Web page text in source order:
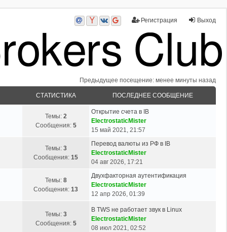
Выход
Регистрация
Предыдущее посещение: менее минуты назад
СТАТИСТИКА ПОСЛЕДНЕЕ СООБЩЕНИЕ
Темы: 2
Сообщения: 5
Открытие счета в IB
ElectrostaticMister
15 май 2021, 21:57
Темы: 3
Сообщения: 15
Перевод валюты из РФ в IB
ElectrostaticMister
04 авг 2026, 17:21
Темы: 8
Сообщения: 13
Двухфакторная аутентификация
ElectrostaticMister
12 апр 2026, 01:39
Темы: 3
Сообщения: 5
В TWS не работает звук в Linux
ElectrostaticMister
08 июл 2021, 02:52